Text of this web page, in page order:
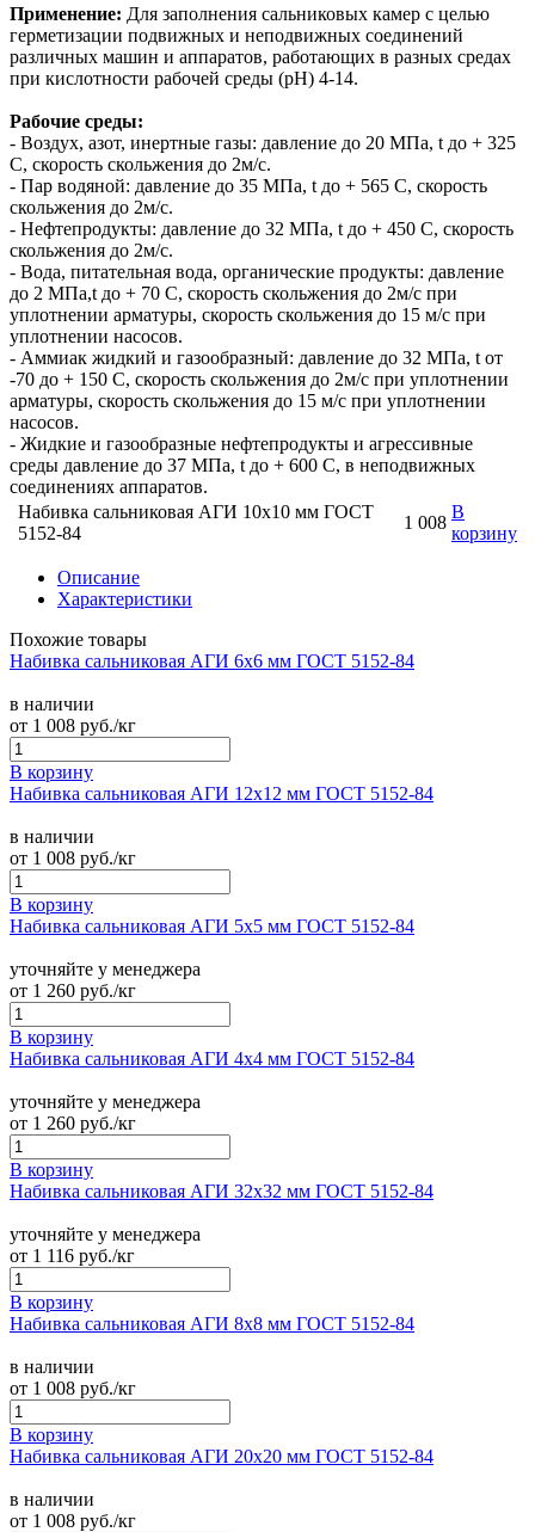
Применение: Для заполнения сальниковых камер с целью
герметизации подвижных и неподвижных соединений
различных машин и аппаратов, работающих в разных средах
при кислотности рабочей среды (pH) 4-14.
Рабочие среды:
- Воздух, азот, инертные газы: давление до 20 МПа, t до + 325
C, скорость скольжения до 2м/с.
- Пар водяной: давление до 35 МПа, t до + 565 C, скорость
скольжения до 2м/с.
- Нефтепродукты: давление до 32 МПа, t до + 450 C, скорость
скольжения до 2м/с.
- Вода, питательная вода, органические продукты: давление
до 2 МПа,t до + 70 C, скорость скольжения до 2м/с при
уплотнении арматуры, скорость скольжения до 15 м/с при
уплотнении насосов.
- Аммиак жидкий и газообразный: давление до 32 МПа, t от
-70 до + 150 C, скорость скольжения до 2м/с при уплотнении
арматуры, скорость скольжения до 15 м/с при уплотнении
насосов.
- Жидкие и газообразные нефтепродукты и агрессивные
среды давление до 37 МПа, t до + 600 C, в неподвижных
соединениях аппаратов.
Набивка сальниковая АГИ 10х10 мм ГОСТ
5152-84
1 008
В
корзину
Описание
Характеристики
Похожие товары
Набивка сальниковая АГИ 6х6 мм ГОСТ 5152-84
в наличии
от 1 008 руб./кг
В корзину
Набивка сальниковая АГИ 12х12 мм ГОСТ 5152-84
в наличии
от 1 008 руб./кг
В корзину
Набивка сальниковая АГИ 5х5 мм ГОСТ 5152-84
уточняйте у менеджера
от 1 260 руб./кг
В корзину
Набивка сальниковая АГИ 4х4 мм ГОСТ 5152-84
уточняйте у менеджера
от 1 260 руб./кг
В корзину
Набивка сальниковая АГИ 32х32 мм ГОСТ 5152-84
уточняйте у менеджера
от 1 116 руб./кг
В корзину
Набивка сальниковая АГИ 8х8 мм ГОСТ 5152-84
в наличии
от 1 008 руб./кг
В корзину
Набивка сальниковая АГИ 20х20 мм ГОСТ 5152-84
в наличии
от 1 008 руб./кг